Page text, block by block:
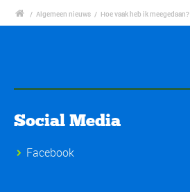
/ Algemeen nieuws / Hoe vaak heb ik meegedaan?
Social Media
Facebook